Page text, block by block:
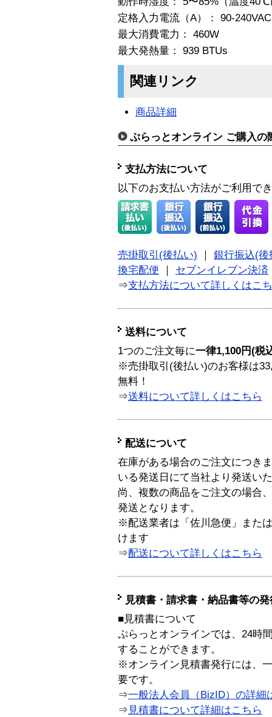
定格入力電流（A）： 90-
最大消費電力： 460W
最大発熱量： 939 BTUs
関連リンク
商品詳細
ぷらっとオンライン ご購入の
支払方法について
以下のお支払い方法がご利用で
売掛取引(後払い)
銀行振込(後
換宅配便
セブンイレブン決済
⇒支払方法について詳しくはこ
送料について
1つのご注文毎に一律1,100円(税
※売掛取引(後払い)のお客様は
無料！
⇒送料について詳しくはこちら
配送について
在庫がある場合のご注文につき
いる発送日にて当社より発送い
尚、複数の商品をご注文の場合
発送となります。
※配送業者は「佐川急便」また
けます
⇒配送について詳しくはこちら
見積書・請求書・納品書等の
■見積書について
ぷらっとオンラインでは、24時
することができます。
※オンライン見積書発行には、
要です。
⇒一般法人会員（BizID）の詳細
⇒ 見積書について詳細はこちら